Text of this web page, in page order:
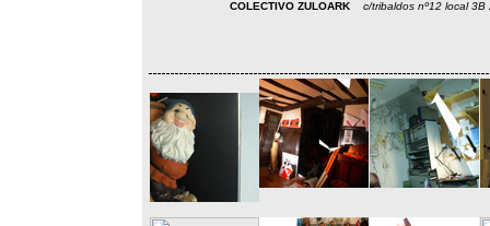
COLECTIVO ZULOARK c/tribaldos nº12 local 3B